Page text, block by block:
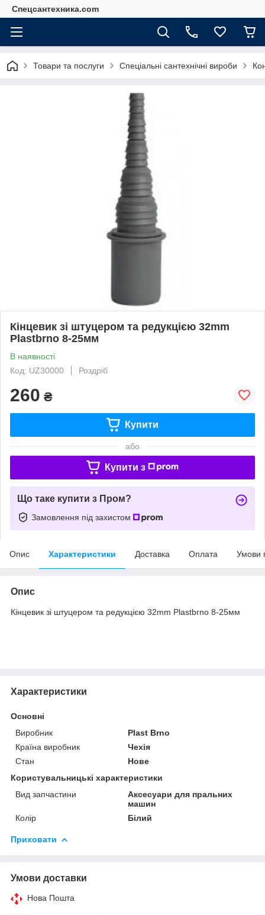
Спецсантехника.com
Товари та послуги Спеціальні сантехнічні вироби
Кінцевик зі штуцером та редукцією 32mm
Plastbrno 8-25мм
В наявності
Код: UZ30000
Роздріб
260 ₴
Купити
або
Купити з
Що таке купити з Пром?
Замовлення під захистом
Опис Характеристики Доставка Оплата Умови
Опис
Кінцевик зі штуцером та редукцією 32mm Plastbrno 8-25мм
Характеристики
Основні
Виробник
Plast Brno
Країна виробник
Чехія
Стан
Нове
Користувальницькі характеристики
Вид запчастини
Аксесуари для пральних
машин
Колір
Білий
Приховати
Умови доставки
Нова Пошта